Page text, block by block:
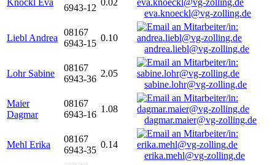
Knöckl Eva
6943-12
0.02
eva.knoeckl@vg-zolling.de
Liebl Andrea
08167
6943-15
0.10
andrea.liebl@vg-zolling.de
Lohr Sabine
08167
6943-36
2.05
sabine.lohr@vg-zolling.de
Maier
Dagmar
08167
6943-16
1.08
dagmar.maier@vg-zolling.de
Mehl Erika
08167
6943-35
0.14
erika.mehl@vg-zolling.de